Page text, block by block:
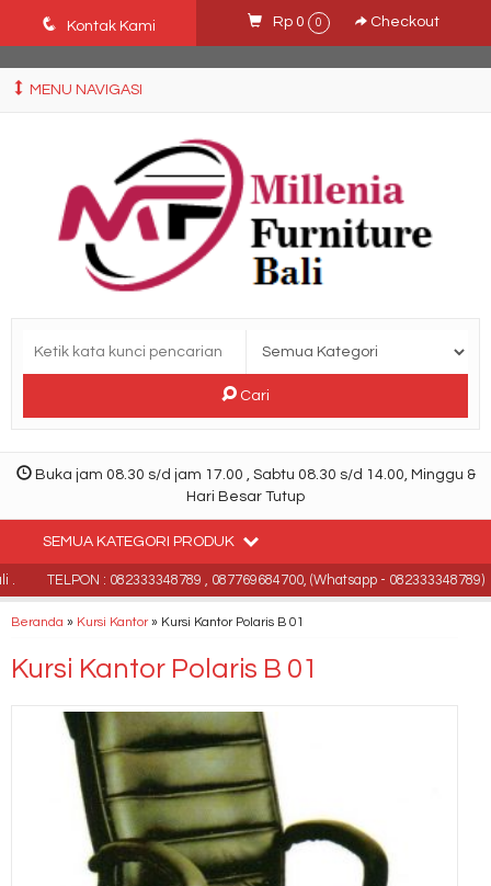
Ffn26mCseQzwzJTw3smpNE8Nti1cAw6hYZWaSDjvoqs
q Kontak Kami Rp 0 0 Checkout
MENU NAVIGASI
Cari
Buka jam 08.30 s/d jam 17.00 , Sabtu 08.30 s/d 14.00, Minggu &
Hari Besar Tutup
SEMUA KATEGORI PRODUK
TELPON : 082333348789 , 087769684700, (Whatsapp - 082333348789)
Beranda » Kursi Kantor» Kursi Kantor Polaris B 01
Kursi Kantor Polaris B 01